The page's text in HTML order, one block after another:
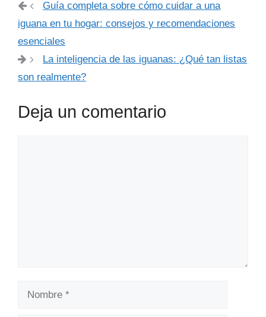
Guía completa sobre cómo cuidar a una
iguana en tu hogar: consejos y recomendaciones
esenciales
La inteligencia de las iguanas: ¿Qué tan listas
son realmente?
Deja un comentario
Nombre